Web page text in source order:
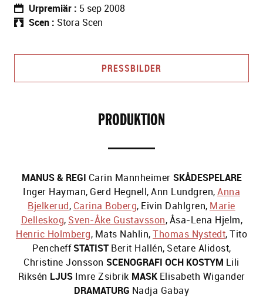
Urpremiär
5 sep 2008
Scen
Stora Scen
PRESSBILDER
PRODUKTION
MANUS & REGI Carin Mannheimer SKÅDESPELARE
Inger Hayman, Gerd Hegnell,Ann Lundgren,Anna
Bjelkerud, Carina Boberg, Eivin Dahlgren, Marie
Delleskog, Sven-Åke Gustavsson,Åsa-Lena Hjelm,
Henric Holmberg, Mats Nahlin,Thomas Nystedt,Tito
PencheffSTATIST Berit Hallén, Setare Alidost,
Christine Jonsson SCENOGRAFI OCH KOSTYM Lili
Riksén LJUS Imre Zsibrik MASK Elisabeth Wigander
DRAMATURG Nadja Gabay